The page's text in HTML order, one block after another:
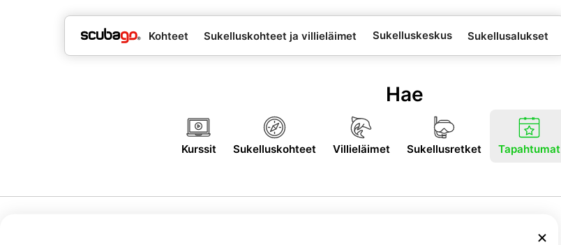
Kohteet Sukelluskohteet ja villieläimet Sukelluskeskus Sukellusalukset
Hae
Kurssit Sukelluskohteet Villieläimet Sukellusretket Tapahtumat